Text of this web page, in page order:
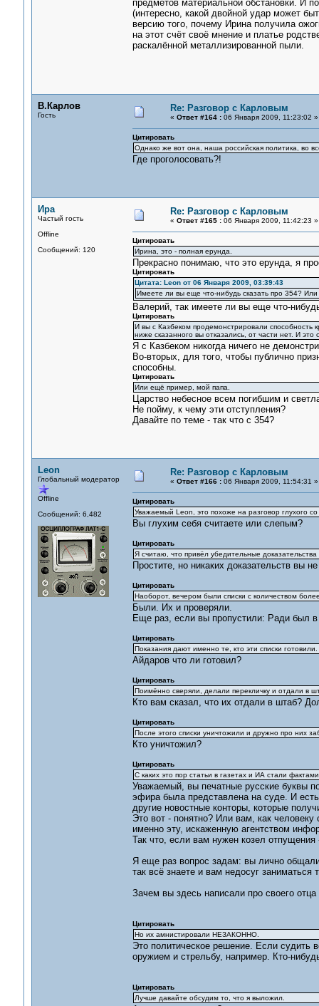
предметов материальной обстановки. И
(интересно, какой двойной удар может
версию того, почему Ирина получила
на этот счёт своё мнение и платье
раскалённой металлизированной пыли.
В.Карлов
Гость
Re: Разговор с Карловым
« Ответ #164 :06 Января 2009, 11:23:02 »
Цитировать
Однако же вот она, наша российская политика, во
Где проголосовать?!
Ира
Частый гость
Offline
Сообщений: 120
Re: Разговор с Карловым
« Ответ #165 :06 Января 2009, 11:42:23 »
Цитировать
Ирина, это - полная ерунда.
Прекрасно понимаю, что это ерунда, я
Цитировать
Цитата: Leon от 06 Января 2009, 03:39:43
Имеете ли вы еще что-нибудь сказать про 354?
Валерий, так имеете ли вы еще что-
Цитировать
И вы с Казбеком продемонстрировали способность
ниже сказанного вы отказались, от части нет. И это
Я с Казбеком никогда ничего не
Во-вторых, для того, чтобы публично
способны.
Цитировать
Или ещё пример, мой папа.
Царство небесное всем погибшим и
Не пойму, к чему эти отступления?
Давайте по теме - так что с 354?
Leon
Глобальный модератор
Offline
Сообщений: 6,482
Re: Разговор с Карловым
« Ответ #166 :06 Января 2009, 11:54:31 »
Цитировать
Уважаемый Leon, это похоже на разговор глухого
Вы глухим себя считаете или слепым?
Цитировать
Я считаю, что привёл убедительные
Простите, но никаких доказательств вы
Цитировать
Наоборот, вечером были списки с количеством
Были. Их и проверяли.
Еще раз, если вы пропустили: Ради был
Цитировать
Показания дают именно те, кто эти списки готовили.
Айдаров что ли готовил?
Цитировать
Поимённо сверяли, делали перекличку и отдали в
Кто вам сказал, что их отдали в штаб?
Цитировать
После этого списки уничтожили и дружно про них
Кто уничтожил?
Цитировать
С каких это пор статьи в газетах и ИА стали
Уважаемый, вы печатные русские буквы
эфира была представлена на суде. И
другие новостные конторы, которые
Это вот - понятно? Или вам, как
именно эту, искаженную агентством
Так что, если вам нужен кoзел
Я еще раз вопрос задам: вы лично
так всё знаете и вам недосуг
Зачем вы здесь написали про своего
Цитировать
Но их амнистировали НЕЗАКОННО.
Это политическое решение. Если судить
оружием и стрельбу, например. Кто-
Цитировать
Лучше давайте обсудим то, что я выложил.